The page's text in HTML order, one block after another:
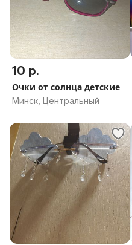
10 р.
Очки от солнца детские
Минск, Центральный